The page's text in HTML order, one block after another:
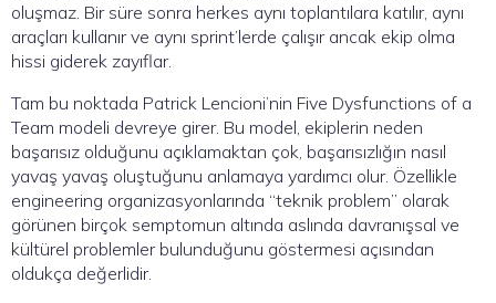
oluşmaz. Bir süre sonra herkes aynı toplantılara katılır, aynı
araçları kullanır ve aynı sprint’lerde çalışır ancak ekip olma
hissi giderek zayıflar.
Tam bu noktada Patrick Lencioni’nin Five Dysfunctions of a
Team modeli devreye girer. Bu model, ekiplerin neden
başarısız olduğunu açıklamaktan çok, başarısızlığın nasıl
yavaş yavaş oluştuğunu anlamaya yardımcı olur. Özellikle
engineering organizasyonlarında “teknik problem” olarak
görünen birçok semptomun altında aslında davranışsal ve
kültürel problemler bulunduğunu göstermesi açısından
oldukça değerlidir.